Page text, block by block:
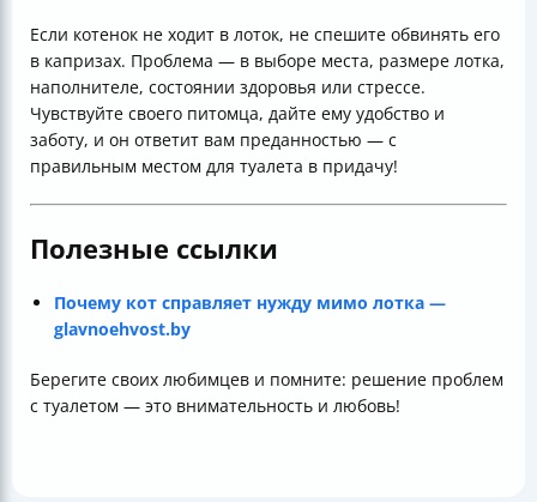
Если котенок не ходит в лоток, не спешите обвинять его
в капризах. Проблема — в выборе места, размере лотка,
наполнителе, состоянии здоровья или стрессе.
Чувствуйте своего питомца, дайте ему удобство и
заботу, и он ответит вам преданностью — с
правильным местом для туалета в придачу!
Полезные ссылки
Почему кот справляет нужду мимо лотка —
glavnoehvost.by
Берегите своих любимцев и помните: решение проблем
с туалетом — это внимательность и любовь!